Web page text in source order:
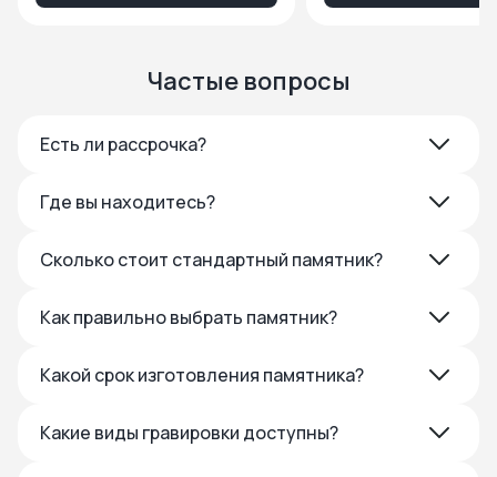
Частые вопросы
Есть ли рассрочка?
Где вы находитесь?
Сколько стоит стандартный памятник?
Как правильно выбрать памятник?
Какой срок изготовления памятника?
Какие виды гравировки доступны?